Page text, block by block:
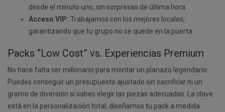
desde el minuto uno, sin sorpresas de última hora.
Acceso VIP: Trabajamos con los mejores locales,
garantizando que tu grupo no se quede en la puerta.
Packs “Low Cost” vs. Experiencias Premium
No hace falta ser millonario para montar un planazo legendario.
Puedes conseguir un presupuesto ajustado sin sacrificar ni un
gramo de diversión si sabes elegir las piezas adecuadas. La clave
está en la personalización total; diseñamos tu pack a medida